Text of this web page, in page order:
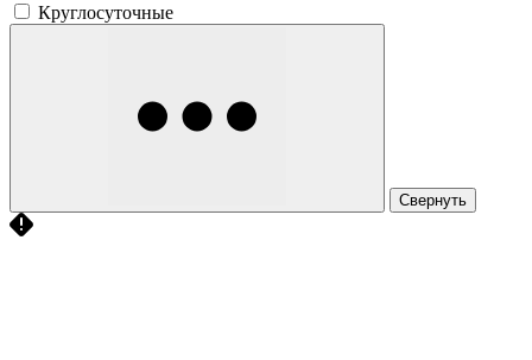
Круглосуточные
Свернуть